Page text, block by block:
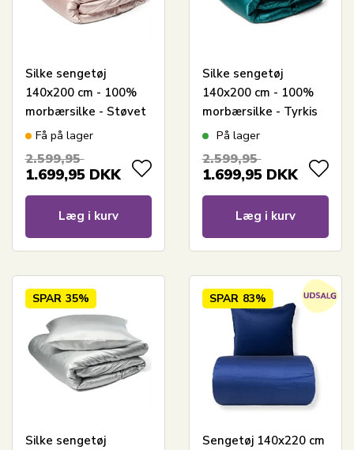
Silke sengetøj
140x200 cm - 100%
morbærsilke - Støvet
lyserød
Få på lager
2.599,95
1.699,95 DKK
Læg i kurv
Silke sengetøj
140x200 cm - 100%
morbærsilke - Tyrkis
På lager
2.599,95
1.699,95 DKK
Læg i kurv
SPAR 35%
Silke sengetøj
SPAR 83%
Sengetøj 140x220 cm